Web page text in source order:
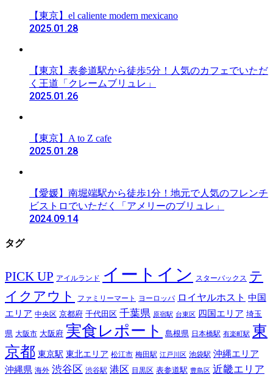
【東京】el caliente modern mexicano
2025.01.28
【東京】表参道駅から徒歩5分！人気のカフェでいただ
く王道「クレームブリュレ」
2025.01.26
【東京】A to Z cafe
2025.01.28
【愛媛】南堀端駅から徒歩1分！地元で人気のフレンチ
ビストロでいただく「アメリーのブリュレ」
2024.09.14
タグ
PICK UP アイルランド イートイン スターバックス テ
イクアウト
ファミリーマート ヨーロッパ ロイヤルホスト 中国
エリア 中央区 京都府 千代田区 千葉県 原宿駅 台東区 四国エリア 埼玉
県 大阪市 大阪府 実食レポート 島根県 日本橋駅 有楽町駅 東
京都 東京駅 東北エリア 松江市 梅田駅 江戸川区 池袋駅 沖縄エリア
沖縄県 海外 渋谷区 渋谷駅 港区 目黒区 表参道駅 豊島区 近畿エリア